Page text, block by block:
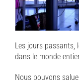
Les jours passants,
dans le monde
Nous pouvons